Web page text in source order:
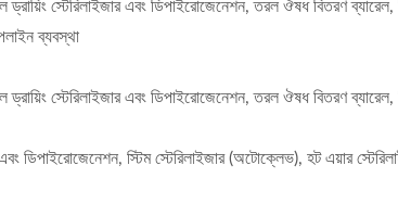
স্টেরিলাইজার এবং ডিপাইরোজেনেশন, তরল ঔষধ বিতরণ
ব্যবস্থা
স্টেরিলাইজার এবং ডিপাইরোজেনেশন, তরল ঔষধ বিতরণ
ডিপাইরোজেনেশন, স্টিম স্টেরিলাইজার (অটোক্লেভ), হট এয়ার